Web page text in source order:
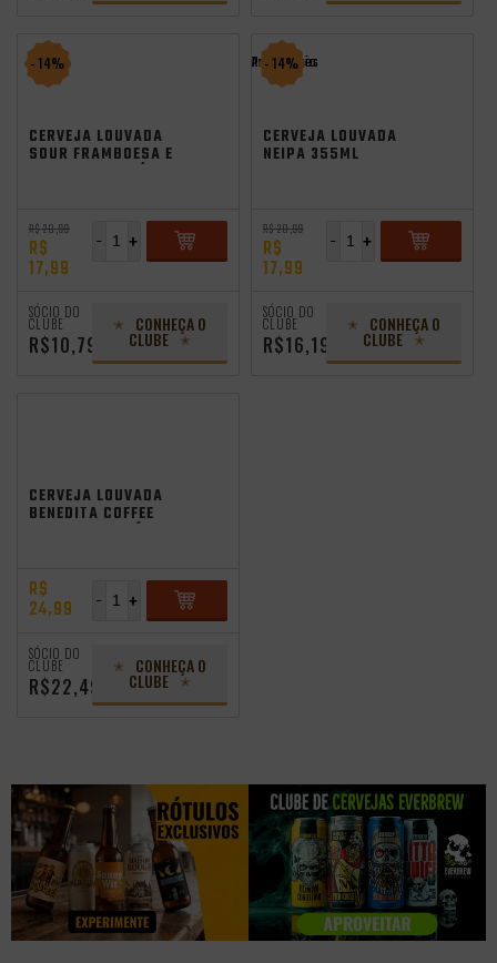
- 14%
CERVEJA LOUVADA
SOUR FRAMBOESA E
R$ 20,99
R$
17,99
+
-
SÓCIO DO
CLUBE
R$10,79
CONHEÇA O
CLUBE
Promocoes
Aniversario
- 14%
CERVEJA LOUVADA
NEIPA 355ML
R$ 20,99
R$
17,99
+
-
SÓCIO DO
CLUBE
R$16,19
CONHEÇA O
CLUBE
CERVEJA LOUVADA
BENEDITA COFFEE
R$
24,99 +
-
SÓCIO DO
CLUBE
R$22,49
CONHEÇA O
CLUBE